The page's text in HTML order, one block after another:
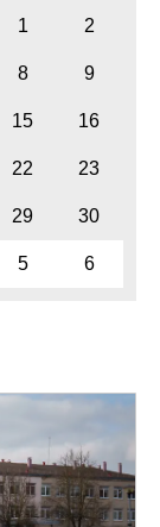
1 2
8 9
15 16
22 23
29 30
5 6